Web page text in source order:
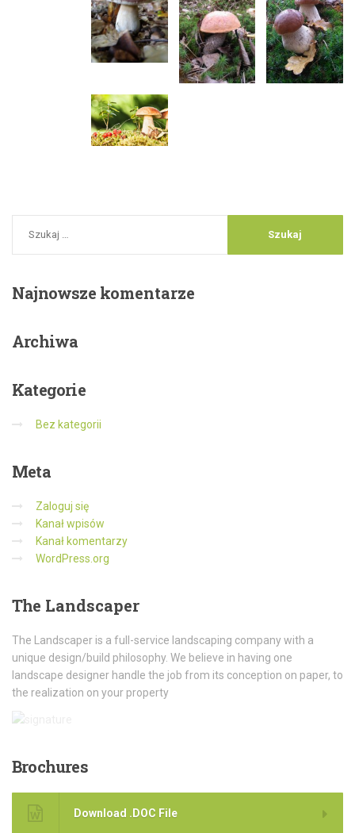
Najnowszekomentarze
Archiwa
Kategorie
Bez kategorii
Meta
Zaloguj się
Kanał wpisów
Kanał komentarzy
WordPress.org
The Landscaper
The Landscaper is a full-service landscaping company with a
unique design/build philosophy. We believe in having one
landscape designer handle the job from its conception on paper, to
the realization on your property
Brochures
Download .DOC File